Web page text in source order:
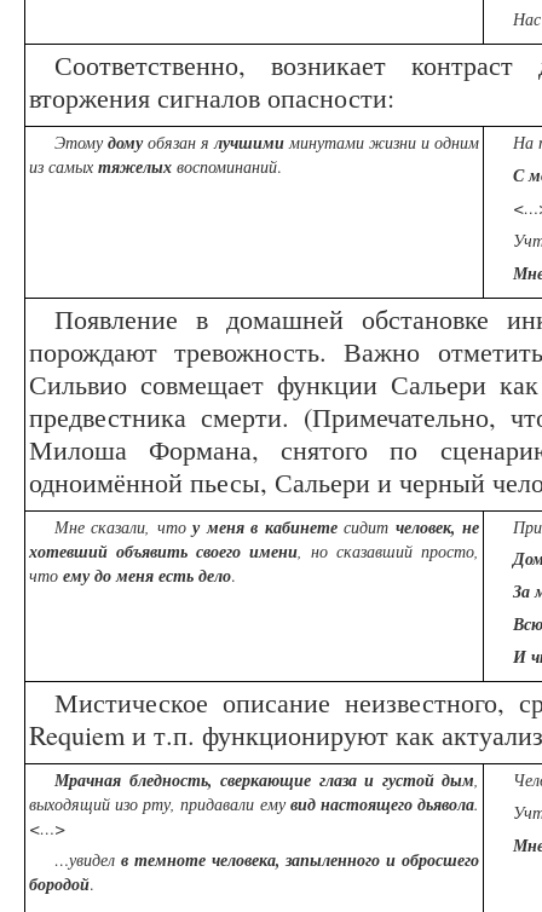
Соответственно, возникает
вторжения сигналов опасности:
Этомудомуобязан ялучшимиминутами жизни и одним
из самых тяжелых воспоминаний.
На
С
Появление в домашней обстановке
порождают тревожность. Важно
Сильвио совмещает функции Сальери
предвестника смерти. (Примечательно,
Милоша Формана, снятого по
одноимённой пьесы, Сальери и черный
Мне сказали, чтоу меня в кабинетесидит человек, не
хотевший объявить своего имени, но сказавший просто,
что ему до меня есть дело.
За
И
Мистическое описание неизвестного,
Requiem и т.п. функционируют как
Мрачная бледность, сверкающие глаза и густой дым,
выходящий изо рту, придавали емувид настоящего дьявола.
<…>
…увидел в темноте человека, запыленного и обросшего
бородой.